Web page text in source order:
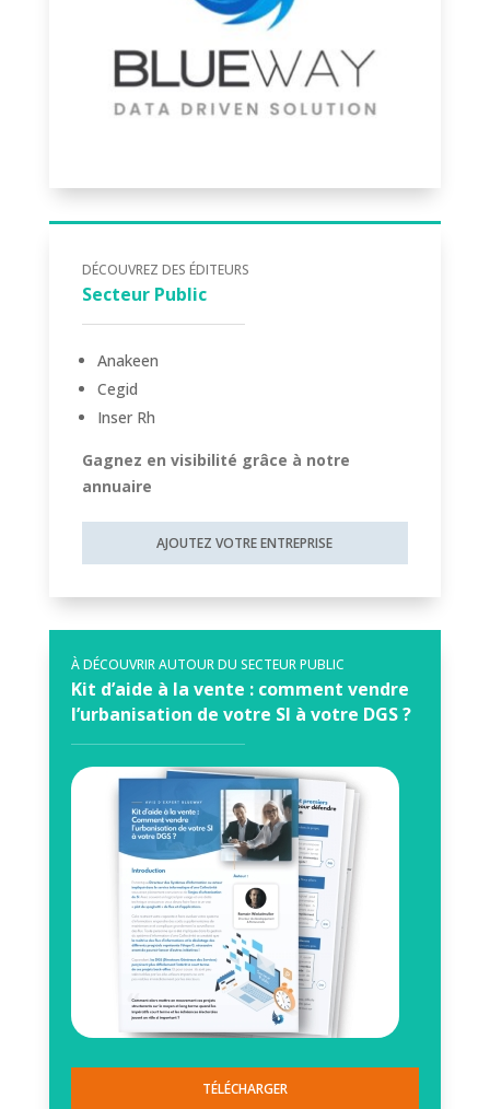
DÉCOUVREZ DES ÉDITEURS
Secteur Public
Anakeen
Cegid
Inser Rh
Gagnez en visibilité grâce à notre
annuaire
AJOUTEZ VOTRE ENTREPRISE
À DÉCOUVRIR AUTOUR DU SECTEUR PUBLIC
Kit d’aide à la vente : comment vendre
l’urbanisation de votre SI à votre DGS ?
TÉLÉCHARGER